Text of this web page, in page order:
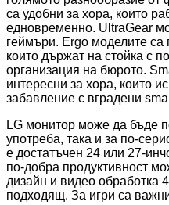
са удобни за хора, които
едновременно. UltraGear
геймъри. Ergo моделите са
които държат на стойка с
организация на бюрото.
интересни за хора, които
забавление с вградени
LG монитор може да бъде
употреба, така и за по-
е достатъчен 24 или 27-
по-добра продуктивност
дизайн и видео обработка
подходящ. За игри са